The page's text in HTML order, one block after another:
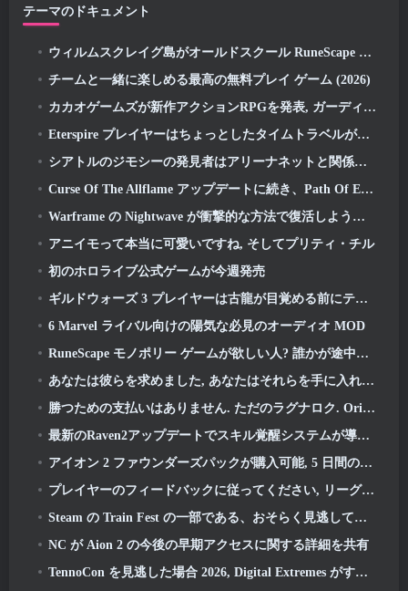
テーマのドキュメント
ウィルムスクレイグ島がオールドスクール RuneScape で探索できるようになりました
チームと一緒に楽しめる最高の無料プレイ ゲーム (2026)
カカオゲームズが新作アクションRPGを発表, ガーディアンメイデン
Eterspire プレイヤーはちょっとしたタイムトラベルができるようになりました…お楽しみとして
シアトルのジモシーの発見者はアリーナネットと関係がある, もちろん、彼らはそれをギルドウォーズに追加しています 2
Curse Of The Allflame アップデートに続き、Path Of Exile がフィードバックに基づいていくつかの変更を発表
Warframe の Nightwave が衝撃的な方法で復活しようとしている
アニイモって本当に可愛いですね, そしてプリティ・チル
初のホロライブ公式ゲームが今週発売
ギルドウォーズ 3 プレイヤーは古龍が目覚める前にティリアの世界を体験できるようになります
6 Marvel ライバル向けの陽気な必見のオーディオ MOD
RuneScape モノポリー ゲームが欲しい人? 誰かが途中にいるから
あなたは彼らを求めました, あなたはそれらを手に入れています. ドラゴンがアルビオンオンラインにやってくる
勝つための支払いはありません. ただのラグナロク. Origin Classic が 7 月に発売 23
最新のRaven2アップデートでスキル覚醒システムが導入, プレイヤーにスキルを向上させるためのより多くの方法を提供する
アイオン 2 ファウンダーズパックが購入可能, 5 日間の早期アクセスが完了します
プレイヤーのフィードバックに従ってください, リーグ・オブ・レジェンドのクラシックプレイヤーはクラシックスキンにお金を払う必要がありません
Steam の Train Fest の一部である、おそらく見逃している 8 つの無料プレイ ゲーム
NC が Aion 2 の今後の早期アクセスに関する詳細を共有
TennoCon を見逃した場合 2026, Digital Extremes がすべてのパネルを共有